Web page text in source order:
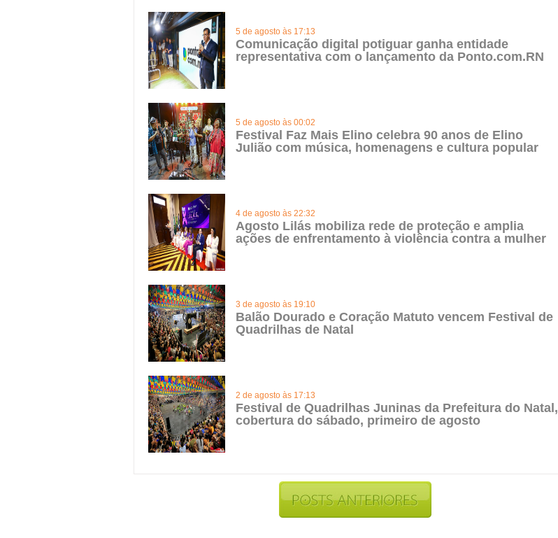
5 de agosto às 17:13
Comunicação digital potiguar ganha entidade
representativa com o lançamento da Ponto.com.RN
5 de agosto às 00:02
Festival Faz Mais Elino celebra 90 anos de Elino
Julião com música, homenagens e cultura popular
4 de agosto às 22:32
Agosto Lilás mobiliza rede de proteção e amplia
ações de enfrentamento à violência contra a mulher
3 de agosto às 19:10
Balão Dourado e Coração Matuto vencem Festival de
Quadrilhas de Natal
2 de agosto às 17:13
Festival de Quadrilhas Juninas da Prefeitura do Natal,
cobertura do sábado, primeiro de agosto